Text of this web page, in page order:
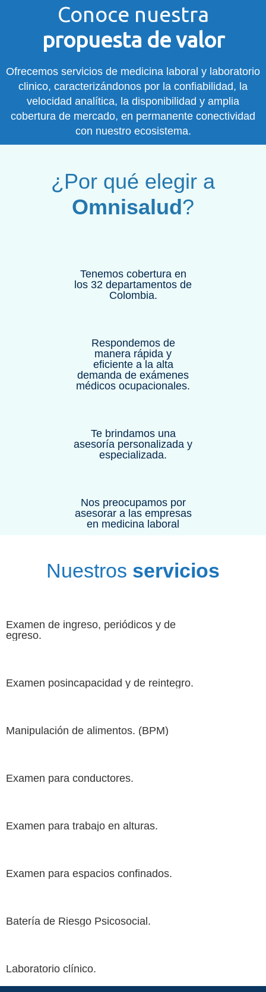
Conoce nuestra
propuesta de valor
Ofrecemos servicios de medicina laboral y laboratorio
clinico, caracterizándonos por la confiabilidad, la
velocidad analítica, la disponibilidad y amplia
cobertura de mercado, en permanente conectividad
con nuestro ecosistema.
¿Por qué elegir a
Omnisalud?
Tenemos cobertura en
los 32 departamentos de
Colombia.
Respondemos de
manera rápida y
eficiente a la alta
demanda de exámenes
médicos ocupacionales.
Te brindamos una
asesoría personalizada y
especializada.
Nos preocupamos por
asesorar a las empresas
en medicina laboral
Nuestros servicios
Examen de ingreso, periódicos y de
egreso.
Examen posincapacidad y de reintegro.
Manipulación de alimentos. (BPM)
Examen para conductores.
Examen para trabajo en alturas.
Examen para espacios confinados.
Batería de Riesgo Psicosocial.
Laboratorio clínico.